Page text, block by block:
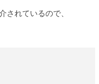
されているので、